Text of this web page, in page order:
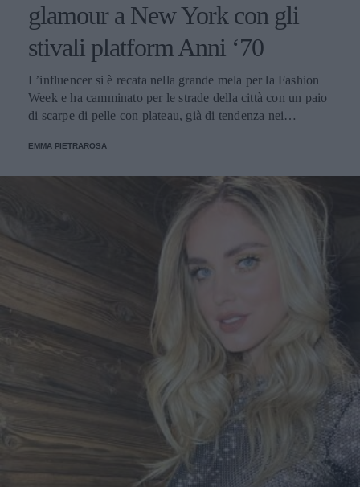
glamour a New York con gli
stivali platform Anni ‘70
L’influencer si è recata nella grande mela per la Fashion
Week e ha camminato per le strade della città con un paio
di scarpe di pelle con plateau, già di tendenza nei
EMMA PIETRAROSA